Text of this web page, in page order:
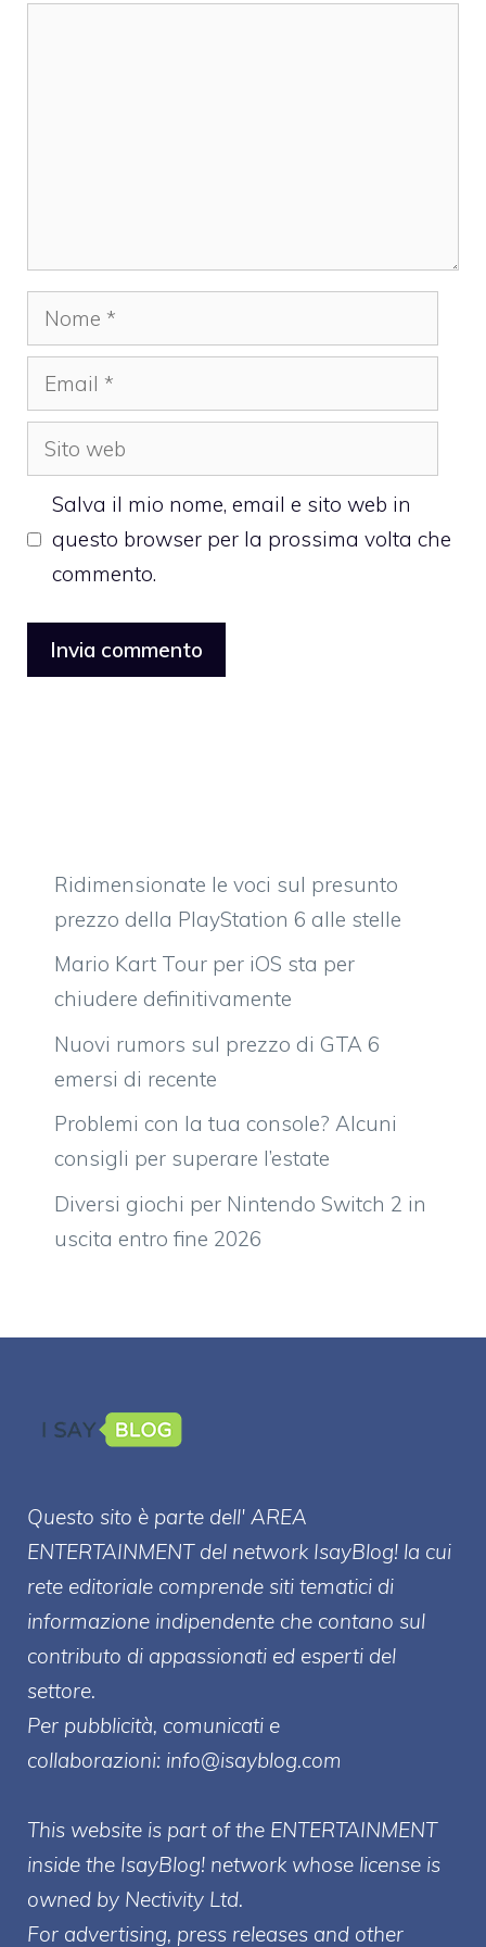
Nome
Email
Sito
web
Salva il mio nome, email e sito web in
questo browser per la prossima volta che
commento.
Ridimensionate le voci sul presunto
prezzo della PlayStation 6 alle stelle
Mario Kart Tour per iOS sta per
chiudere definitivamente
Nuovi rumors sul prezzo di GTA 6
emersi di recente
Problemi con la tua console? Alcuni
consigli per superare l’estate
Diversi giochi per Nintendo Switch 2 in
uscita entro fine 2026
Questo sito è parte dell' AREA
ENTERTAINMENT del network IsayBlog! la cui
rete editoriale comprende siti tematici di
informazione indipendente che contano sul
contributo di appassionati ed esperti del
settore.
Per pubblicità, comunicati e
collaborazioni: info@isayblog.com
This website is part of the ENTERTAINMENT
inside the IsayBlog! network whose license is
owned by Nectivity Ltd.
For advertising, press releases and other